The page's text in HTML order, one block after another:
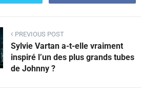
PREVIOUS POST
Sylvie Vartan a-t-elle vraiment
inspiré l’un des plus grands tubes
de Johnny ?